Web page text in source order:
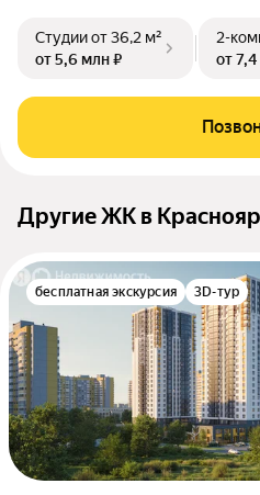
Студииот 36,2 м²
от 5,6 млн ₽
2-
от
Другие ЖК в
бесплатная экскурсия 3D-тур